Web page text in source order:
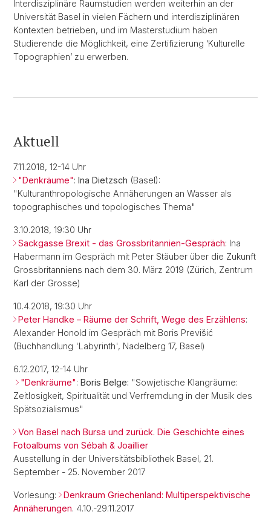
Interdisziplinäre Raumstudien werden weiterhin an der
Universität Basel in vielen Fächern und interdisziplinären
Kontexten betrieben, und im Masterstudium haben
Studierende die Möglichkeit, eine Zertifizierung ‘Kulturelle
Topographien’ zu erwerben.
Aktuell
7.11.2018, 12-14 Uhr
"Denkräume": Ina Dietzsch (Basel):
"Kulturanthropologische Annäherungen an Wasser als
topographisches und topologisches Thema"
3.10.2018, 19:30 Uhr
Sackgasse Brexit - das Grossbritannien-Gespräch: Ina
Habermann im Gespräch mit Peter Stäuber über die Zukunft
Grossbritanniens nach dem 30. März 2019 (Zürich, Zentrum
Karl der Grosse)
10.4.2018, 19:30 Uhr
Peter Handke – Räume der Schrift, Wege des Erzählens:
Alexander Honold im Gespräch mit Boris Previšić
(Buchhandlung 'Labyrinth', Nadelberg 17, Basel)
6.12.2017, 12-14 Uhr
"Denkräume": Boris Belge: "Sowjetische Klangräume:
Zeitlosigkeit, Spiritualität und Verfremdung in der Musik des
Spätsozialismus"
Von Basel nach Bursa und zurück. Die Geschichte eines
Fotoalbums von Sébah & Joaillier
Ausstellung in der Universitätsbibliothek Basel, 21.
September - 25. November 2017
Vorlesung:
Denkraum Griechenland: Multiperspektivische
Annäherungen. 4.10.-29.11.2017